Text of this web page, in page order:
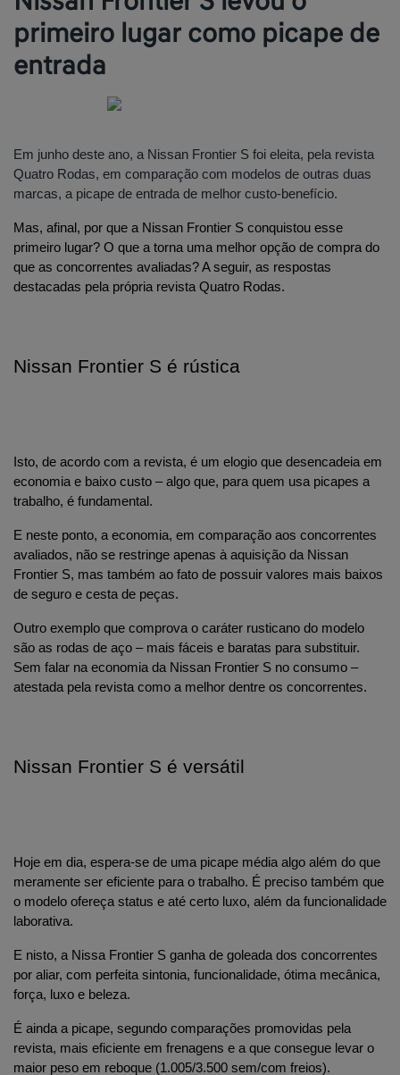
primeiro lugar como picape de
entrada
Em junho deste ano, a Nissan Frontier S foi eleita, pela revista
Quatro Rodas, em comparação com modelos de outras duas
marcas, a picape de entrada de melhor custo-benefício.
Mas, afinal, por que a Nissan Frontier S conquistou esse
primeiro lugar? O que a torna uma melhor opção de compra do
que as concorrentes avaliadas? A seguir, as respostas
destacadas pela própria revista Quatro Rodas.
Nissan Frontier S é rústica
Isto, de acordo com a revista, é um elogio que desencadeia em
economia e baixo custo – algo que, para quem usa picapes a
trabalho, é fundamental.
E neste ponto, a economia, em comparação aos concorrentes
avaliados, não se restringe apenas à aquisição da Nissan
Frontier S, mas também ao fato de possuir valores mais baixos
de seguro e cesta de peças.
Outro exemplo que comprova o caráter rusticano do modelo
são as rodas de aço – mais fáceis e baratas para substituir.
Sem falar na economia da Nissan Frontier S no consumo –
atestada pela revista como a melhor dentre os concorrentes.
Nissan Frontier S é versátil
Hoje em dia, espera-se de uma picape média algo além do que
meramente ser eficiente para o trabalho. É preciso também que
o modelo ofereça status e até certo luxo, além da funcionalidade
laborativa.
E nisto, a Nissa Frontier S ganha de goleada dos concorrentes
por aliar, com perfeita sintonia, funcionalidade, ótima mecânica,
força, luxo e beleza.
É ainda a picape, segundo comparações promovidas pela
revista, mais eficiente em frenagens e a que consegue levar o
maior peso em reboque (1.005/3.500 sem/com freios).